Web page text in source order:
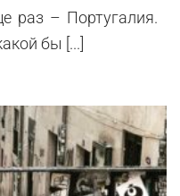
раз – Португалия.
бы [...]